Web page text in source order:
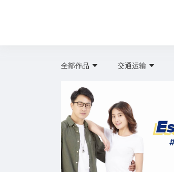
全部作品 交通运输